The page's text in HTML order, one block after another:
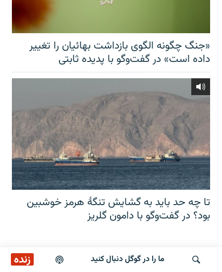
ما را در گوگل دنبال کنید زنده ایستگاه ۱۹
«جنگ چگونه الگوی بازداشت بهائیان را تغییر
داده است» در گفت‌وگو با پدیده ثابتی
تا چه حد باید به گشایش تنگهٔ هرمز خوشبین
بود؟ در گفت‌وگو با دامون گلریز
به ما بپیوندید